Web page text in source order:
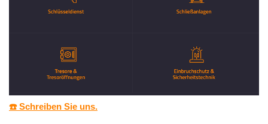
☎️ Schreiben Sie uns.